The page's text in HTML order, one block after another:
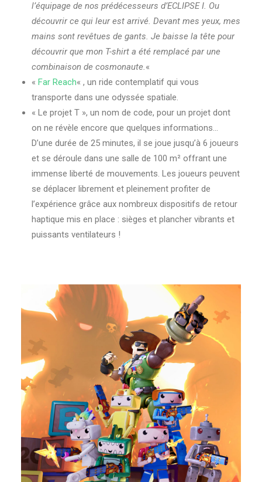
l’équipage de nos prédécesseurs d’ECLIPSE I. Ou
découvrir ce qui leur est arrivé. Devant mes yeux, mes
mains sont revêtues de gants. Je baisse la tête pour
découvrir que mon T-shirt a été remplacé par une
combinaison de cosmonaute.«
« Far Reach« , un ride contemplatif qui vous
transporte dans une odyssée spatiale.
« Le projet T », un nom de code, pour un projet dont
on ne révèle encore que quelques informations…
D’une durée de 25 minutes, il se joue jusqu’à 6 joueurs
et se déroule dans une salle de 100 m² offrant une
immense liberté de mouvements. Les joueurs peuvent
se déplacer librement et pleinement profiter de
l’expérience grâce aux nombreux dispositifs de retour
haptique mis en place : sièges et plancher vibrants et
puissants ventilateurs !